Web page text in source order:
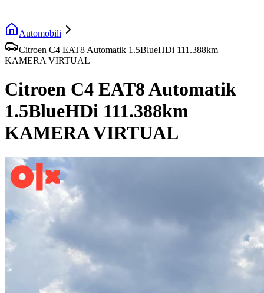
Automobili
Citroen C4 EAT8 Automatik 1.5BlueHDi 111.388km
KAMERA VIRTUAL
Citroen C4 EAT8 Automatik
1.5BlueHDi 111.388km
KAMERA VIRTUAL